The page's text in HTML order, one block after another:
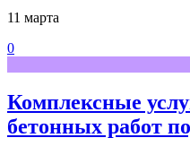
11 марта
0
Комплексные
бетонных работ